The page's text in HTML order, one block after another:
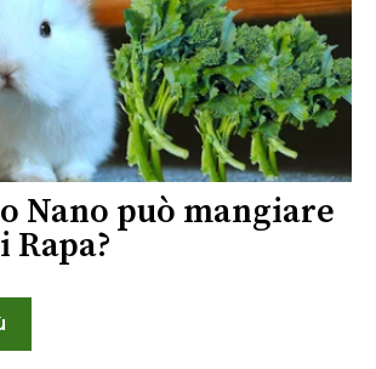
Nano può mangiare
Rapa?